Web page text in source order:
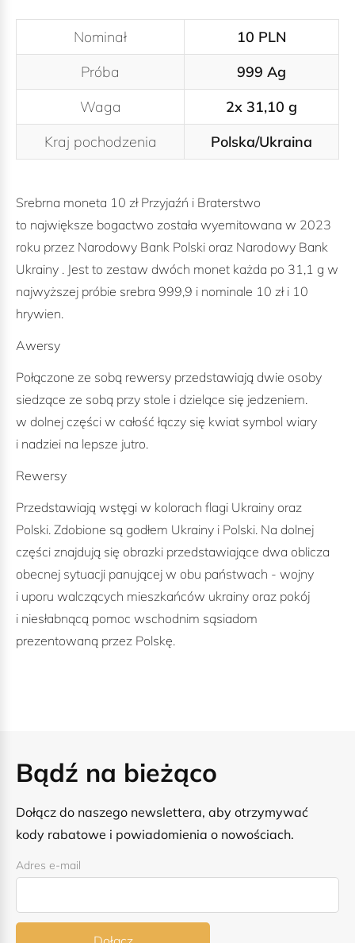
Nominał
10 PLN
Próba
999 Ag
Waga
2x 31,10 g
Kraj pochodzenia
Polska/Ukraina
Srebrna moneta 10 zł Przyjaźń i Braterstwo
to największe bogactwo została wyemitowana w 2023
roku przez Narodowy Bank Polski oraz Narodowy Bank
Ukrainy . Jest to zestaw dwóch monet każda po 31,1 g w
najwyższej próbie srebra 999,9 i nominale 10 zł i 10
hrywien.
Awersy
Połączone ze sobą rewersy przedstawiają dwie osoby
siedzące ze sobą przy stole i dzielące się jedzeniem.
w dolnej części w całość łączy się kwiat symbol wiary
i nadziei na lepsze jutro.
Rewersy
Przedstawiają wstęgi w kolorach flagi Ukrainy oraz
Polski. Zdobione są godłem Ukrainy i Polski. Na dolnej
części znajdują się obrazki przedstawiające dwa oblicza
obecnej sytuacji panującej w obu państwach - wojny
i uporu walczących mieszkańców ukrainy oraz pokój
i niesłabnącą pomoc wschodnim sąsiadom
prezentowaną przez Polskę.
Bądź na bieżąco
Dołącz do naszego newslettera, aby otrzymywać
kody rabatowe i powiadomienia o nowościach.
Adres e-mail